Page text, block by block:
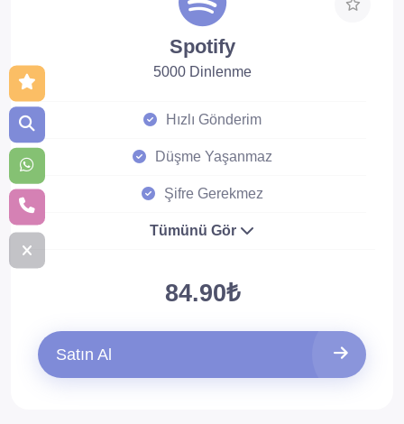
Spotify
5000 Dinlenme
Hızlı Gönderim
Düşme Yaşanmaz
Şifre Gerekmez
Tümünü Gör
84.90₺
Satın Al